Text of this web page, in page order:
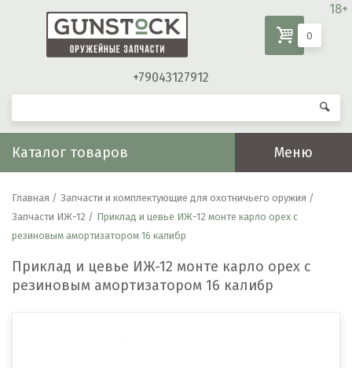
18+
+79043127912
0
Каталог товаров Меню
Главная / Запчасти и комплектующие для охотничьего оружия /
Запчасти ИЖ-12 / Приклад и цевье ИЖ-12 монте карло орех с
резиновым амортизатором 16 калибр
Приклад и цевье ИЖ-12 монте карло орех с
резиновым амортизатором 16 калибр